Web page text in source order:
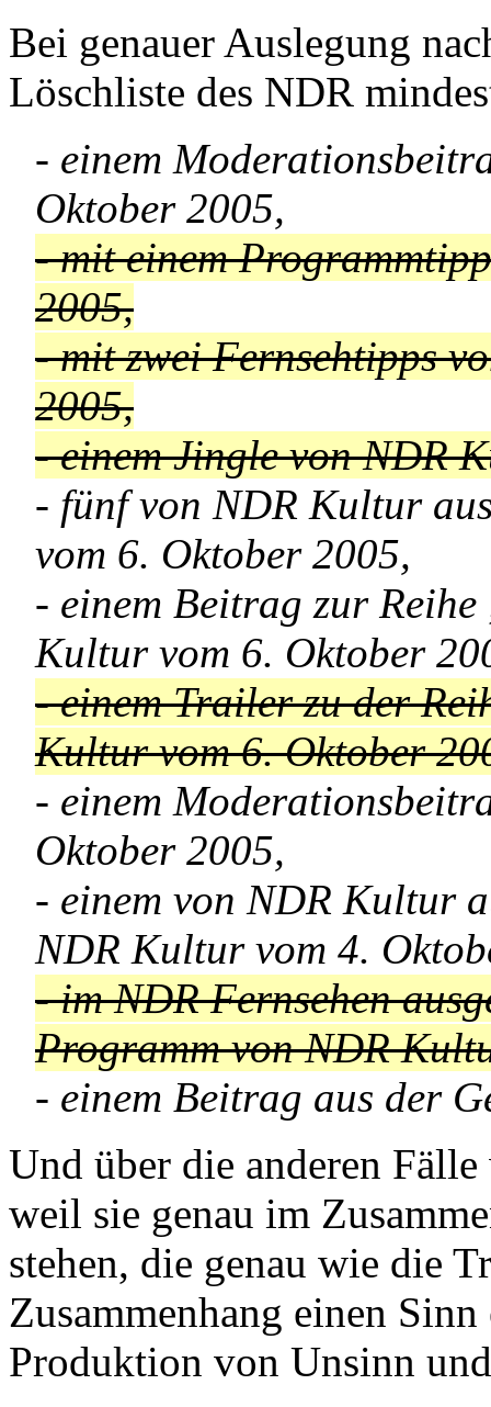
Bei genauer Auslegung
Löschliste des NDR
- einem
Oktober 2005,
- mit einem
2005,
- mit zwei Fernsehtipps
2005,
- einem Jingle von NDR
- fünf von NDR Kultur
vom 6. Oktober 2005,
- einem Beitrag zur
Kultur vom 6. Oktober
- einem Trailer zu der
Kultur vom 6. Oktober
- einem
Oktober 2005,
- einem von NDR Kultur
NDR Kultur vom 4.
- im NDR Fernsehen
Programm von NDR
- einem Beitrag aus der
Und über die anderen
weil sie genau im
stehen, die genau wie die
Zusammenhang einen
Produktion von Unsinn